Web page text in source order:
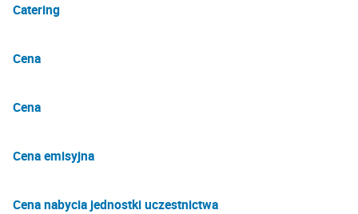
Catering
Cena
Cena
Cena emisyjna
Cena nabycia jednostki uczestnictwa